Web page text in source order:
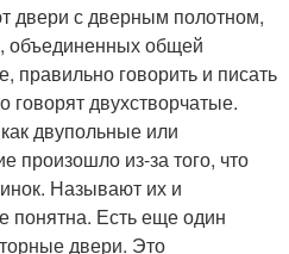
двери с дверным полотном,
объединенных общей
правильно говорить и писать
говорят двухстворчатые.
двупольные или
произошло из-за того, что
Называют их и
Есть еще один
двери. Это